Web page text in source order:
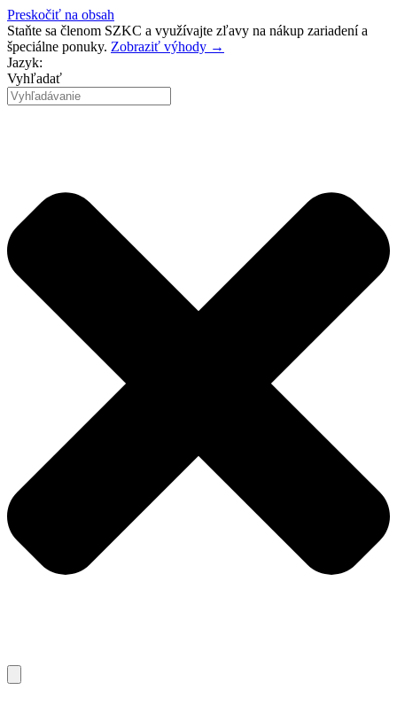
Preskočiť na obsah
Staňte sa členom SZKC a využívajte zľavy na nákup zariadení a
špeciálne ponuky. Zobraziť výhody →
Jazyk:
Vyhľadať